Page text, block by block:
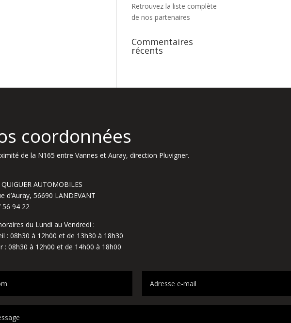
Retrouvez la liste complète
de nos partenaires
Commentaires
récents
coordonnées
de la N165 entre Vannes et Auray, direction Pluvigner.
QUIGUER AUTOMOBILES
d’Auray, 56690 LANDEVANT
56 94 22
du Lundi au Vendredi :
: 08h30 à 12h00 et de 13h30 à 18h30
: 08h30 à 12h00 et de 14h00 à 18h00